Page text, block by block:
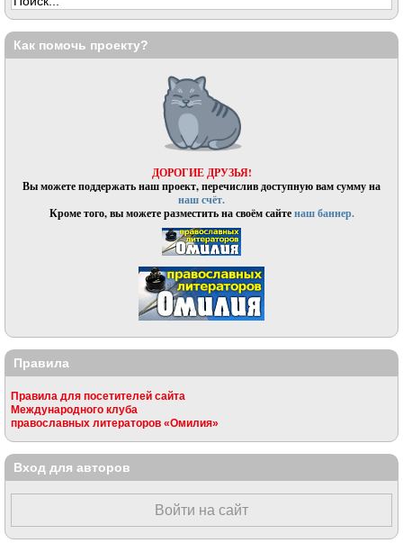
Как помочь проекту?
ДОРОГИЕ ДРУЗЬЯ!
Вы можете поддержать наш проект, перечислив доступную вам сумму на
наш счёт.
Кроме того, вы можете разместить на своём сайтенаш баннер.
Правила
Правила для посетителей сайта
Международного клуба
православных литераторов «Омилия»
Вход для авторов
Войти на сайт